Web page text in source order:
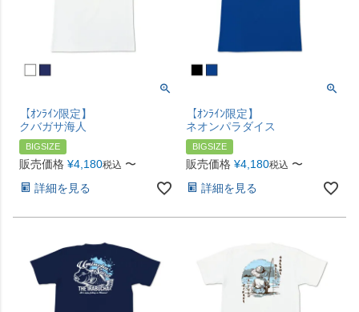
【ｵﾝﾗｲﾝ限定】
クバガサ海人
BIGSIZE
販売価格 ¥4,180税込 〜
詳細を見る
【ｵﾝﾗｲﾝ限定】
ネオンパラダイス
BIGSIZE
販売価格 ¥4,180税込 〜
詳細を見る